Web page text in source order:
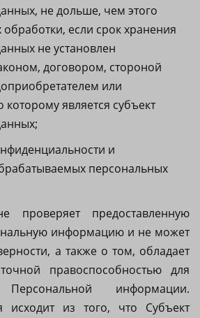
не дольше, чем этого
если срок хранения
не установлен
договором, стороной
или
является субъект
и
персональных
проверяет предоставленную
информацию и не может
а также о том, обладает
правоспособностью для
Персональной информации.
исходит из того, что Субъект